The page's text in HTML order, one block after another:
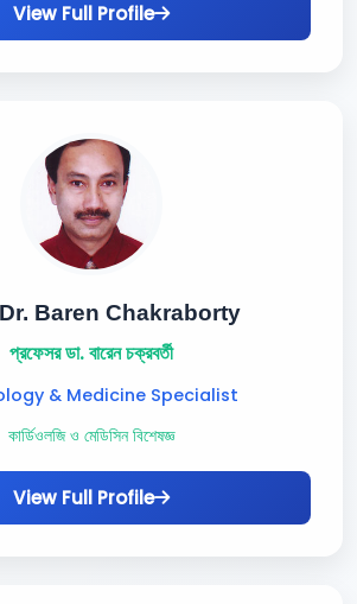
View Full Profile
Baren Chakraborty
প্রফেসর ডা. বারেন চক্রবর্তী
& Medicine Specialist
কার্ডিওলজি ও মেডিসিন বিশেষজ্ঞ
View Full Profile